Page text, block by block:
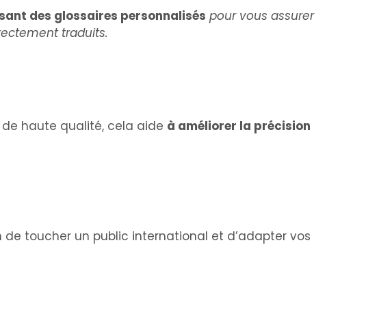
des glossaires personnalisés pour vous assurer
traduits.
haute qualité, cela aide à améliorer la précision
toucher un public international et d’adapter vos